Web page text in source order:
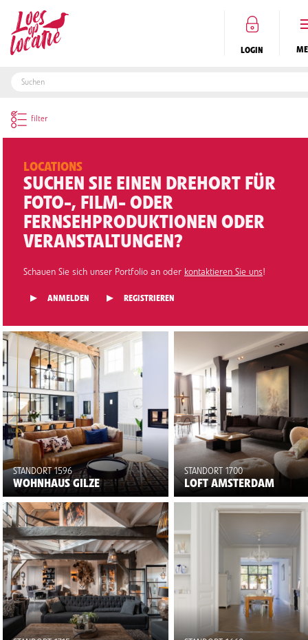
LOGIN
LOCATIONS
SUCHEN SIE EINEN DREHORT FÜR
FOTO-, FILM- ODER
FERNSEHPRODUKTIONEN ODER
VERANSTALTUNGEN?
Schauen Sie sich unser Portfolio an oder kontaktieren Sie uns!
ANMELDEN REGISTRIEREN
STANDORT 1596
WOHNHAUS GILZE
STANDORT 1700
LOFT AMSTERDAM